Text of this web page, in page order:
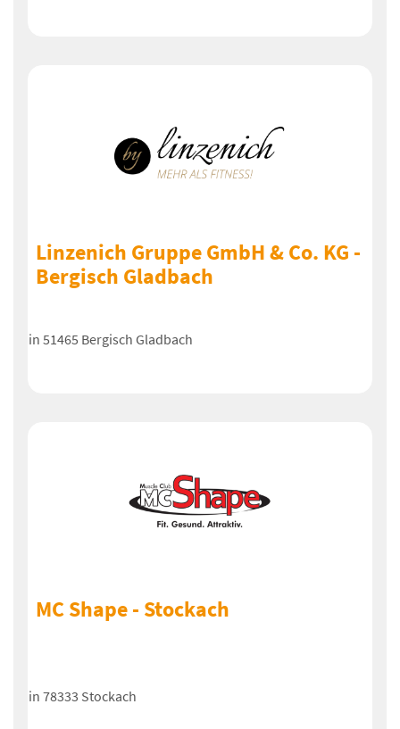
Linzenich Gruppe GmbH & Co. KG -
Bergisch Gladbach
in 51465 Bergisch Gladbach
MC Shape - Stockach
in 78333 Stockach